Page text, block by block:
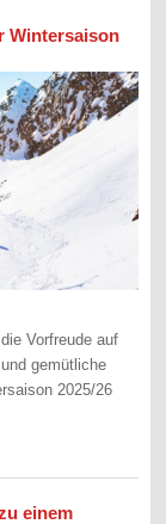
Wintersaison
Vorfreude auf
gemütliche
2025/26
einem